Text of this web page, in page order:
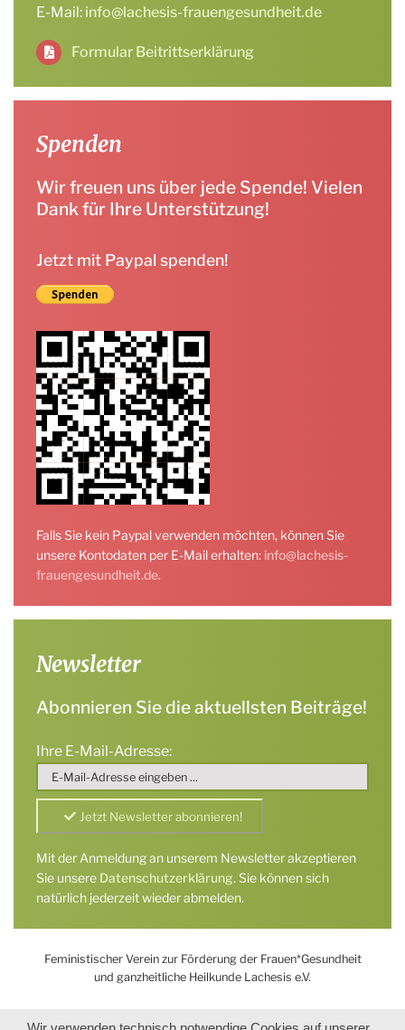
E-Mail: info@lachesis-frauengesundheit.de
Formular Beitrittserklärung
Spenden
Wir freuen uns über jede Spende! Vielen
Dank für Ihre Unterstützung!
Jetzt mit Paypal spenden!
Falls Sie kein Paypal verwenden möchten, können Sie
unsere Kontodaten per E-Mail erhalten: info@lachesis-
frauengesundheit.de.
Newsletter
Abonnieren Sie die aktuellsten Beiträge!
Ihre E-Mail-Adresse:
Mit der Anmeldung an unserem Newsletter akzeptieren
Sie unsere Datenschutzerklärung. Sie können sich
natürlich jederzeit wieder abmelden.
Feministischer Verein zur Förderung der Frauen*Gesundheit
und ganzheitliche Heilkunde Lachesis e.V.